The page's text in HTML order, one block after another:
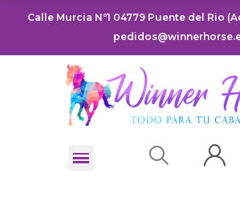
Calle Murcia Nº1 04779 Puente del Rio